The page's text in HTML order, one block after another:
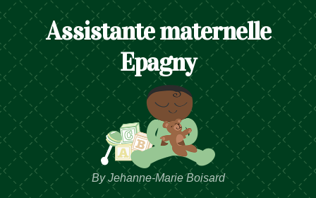
Assistante maternelle
Epagny
By Jehanne-Marie Boisard